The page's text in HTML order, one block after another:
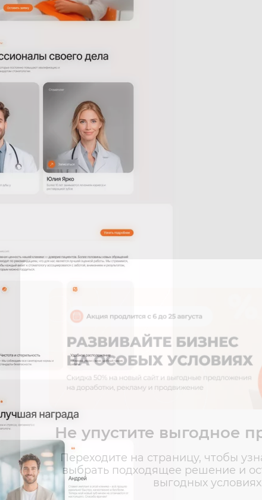
Не упустите выгодное
Переходите на страницу, чтобы
выбрать подходящее решение и
выгодных